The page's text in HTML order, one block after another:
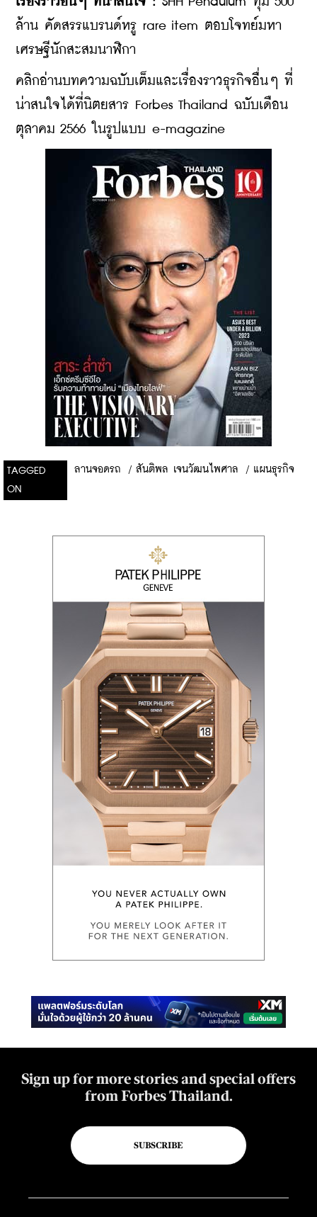
ล้าน คัดสรรแบรนด์หรู rare item ตอบโจทย์มหา
เศรษฐีนักสะสมนาฬิกา
​​คลิกอ่านบทความฉบับเต็มและเรื่องราวธุรกิจอื่นๆ ที่
น่าสนใจได้ที่นิตยสาร Forbes Thailand ฉบับเดือน
ตุลาคม 2566 ในรูปแบบ e-magazine
TAGGED
ON
ลานจอดรถ / สันติพล เจนวัฒนไพศาล / แผนธุรกิจ
Sign up for more stories and special offers
from Forbes Thailand.
SUBSCRIBE